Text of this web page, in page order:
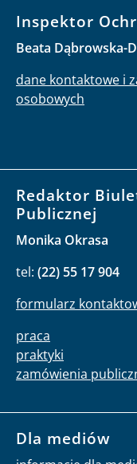
Inspektor
Beata Dąbrowska-
dane kontaktowe i
osobowych
Redaktor
Publicznej
Monika Okrasa
tel: (22) 55 17 904
formularz
praca
praktyki
zamówienia
Dla mediów